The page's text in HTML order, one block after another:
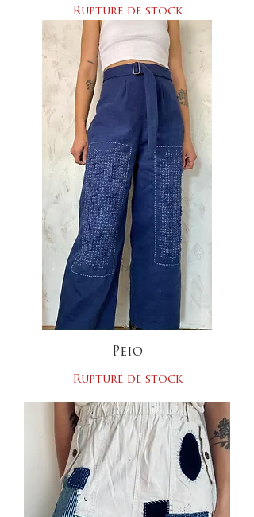
Rupture de stock
Peio
Rupture de stock